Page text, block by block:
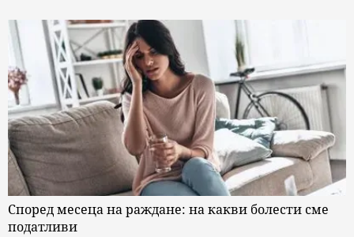
Според месеца на раждане: на какви болести сме
податливи